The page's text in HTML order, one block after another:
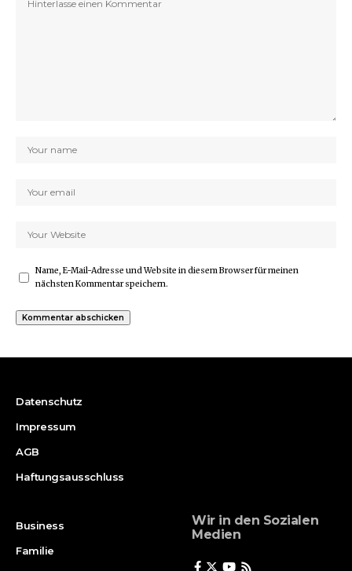
Name, E-Mail-Adresse und Website in diesem Browser für meinen
nächsten Kommentar speichern.
Datenschutz
Impressum
AGB
Haftungsausschluss
Business
Familie
Wir in den Sozialen
Medien